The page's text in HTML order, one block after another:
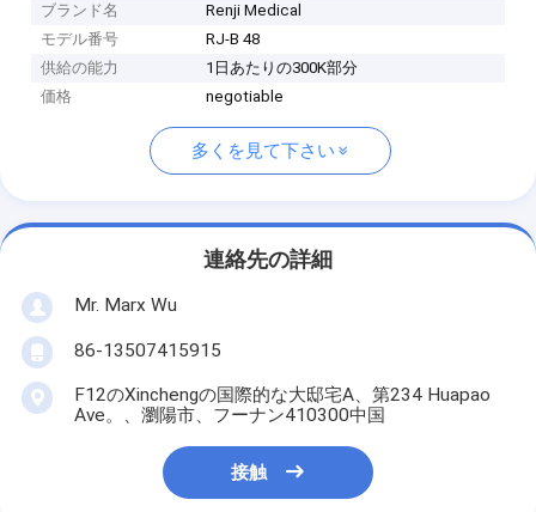
ブランド名
Renji Medical
モデル番号
RJ-B 48
供給の能力
1日あたりの300K部分
価格
negotiable
多くを見て下さい
連絡先の詳細
Mr. Marx Wu
86-13507415915
F12のXinchengの国際的な大邸宅A、第234 Huapao
Ave。、瀏陽市、フーナン410300中国
接触